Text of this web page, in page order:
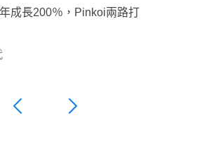
成長200％，Pinkoi兩路打